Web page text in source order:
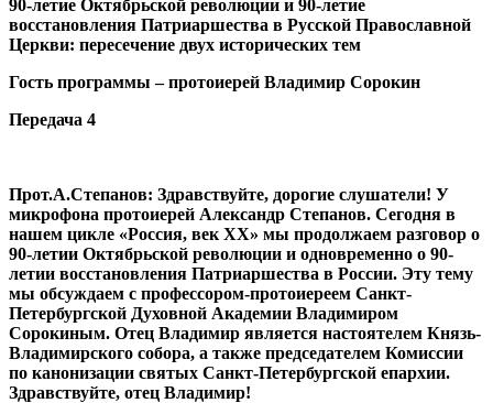
90-летие Октябрьской революции и 90-летие
восстановления Патриаршества в Русской Православной
Церкви: пересечение двух исторических тем
Гость программы – протоиерей Владимир Сорокин
Передача 4
Прот.А.Степанов: Здравствуйте, дорогие слушатели! У
микрофона протоиерей Александр Степанов. Сегодня в
нашем цикле «Россия, век ХХ» мы продолжаем разговор о
90-летии Октябрьской революции и одновременно о 90-
летии восстановления Патриаршества в России. Эту тему
мы обсуждаем с профессором-протоиереем Санкт-
Петербургской Духовной Академии Владимиром
Сорокиным. Отец Владимир является настоятелем Князь-
Владимирского собора, а также председателем Комиссии
по канонизации святых Санкт-Петербургской епархии.
Здравствуйте, отец Владимир!